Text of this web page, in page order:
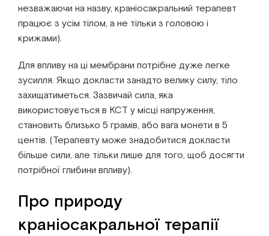
незважаючи на назву, краніосакральний терапевт
працює з усім тілом, а не тільки з головою і
крижами).
Для впливу на ці мембрани потрібне дуже легке
зусилля. Якщо докласти занадто велику силу, тіло
захищатиметься. Зазвичай сила, яка
використовується в КСТ у місці напруження,
становить близько 5 грамів, або вага монети в 5
центів. (Терапевту може знадобитися докласти
більше сили, але тільки лише для того, щоб досягти
потрібної глибини впливу).
Про природу
краніосакральної терапії